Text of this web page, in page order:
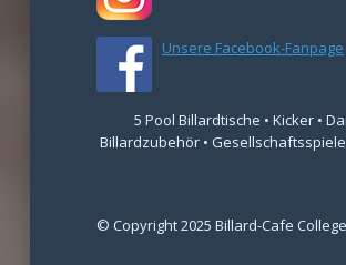
Unsere Facebook-Fanpage
5 Pool Billardtische • Kicker •
Billardzubehör • Gesellschaftsspiele
© Copyright 2025 Billard-Cafe